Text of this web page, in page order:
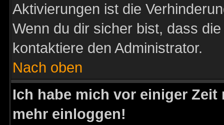
Aktivierungen ist die
Wenn du dir sicher bist, dass
kontaktiere den Administrator.
Nach oben
Ich habe mich vor einiger
mehr einloggen!